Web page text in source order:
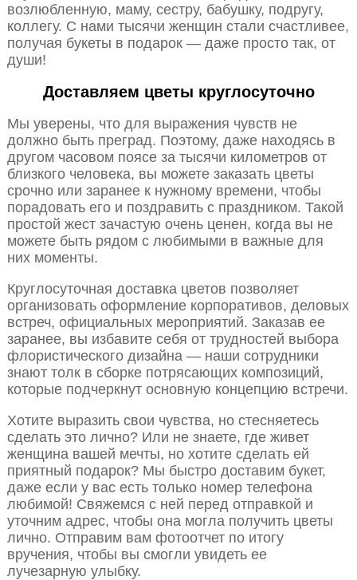
возлюбленную, маму, сестру, бабушку, подругу,
коллегу. С нами тысячи женщин стали счастливее,
получая букеты в подарок — даже просто так, от
души!
Доставляем цветы круглосуточно
Мы уверены, что для выражения чувств не
должно быть преград. Поэтому, даже находясь в
другом часовом поясе за тысячи километров от
близкого человека, вы можете заказать цветы
срочно или заранее к нужному времени, чтобы
порадовать его и поздравить с праздником. Такой
простой жест зачастую очень ценен, когда вы не
можете быть рядом с любимыми в важные для
них моменты.
Круглосуточная доставка цветов позволяет
организовать оформление корпоративов, деловых
встреч, официальных мероприятий. Заказав ее
заранее, вы избавите себя от трудностей выбора
флористического дизайна — наши сотрудники
знают толк в сборке потрясающих композиций,
которые подчеркнут основную концепцию встречи.
Хотите выразить свои чувства, но стесняетесь
сделать это лично? Или не знаете, где живет
женщина вашей мечты, но хотите сделать ей
приятный подарок? Мы быстро доставим букет,
даже если у вас есть только номер телефона
любимой! Свяжемся с ней перед отправкой и
уточним адрес, чтобы она могла получить цветы
лично. Отправим вам фотоотчет по итогу
вручения, чтобы вы смогли увидеть ее
лучезарную улыбку.